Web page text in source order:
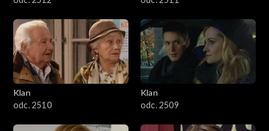
Klan
odc. 2510
Klan
odc. 2509